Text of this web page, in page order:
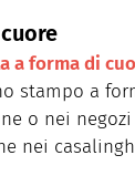
a forma di
stampo a
o nei
nei